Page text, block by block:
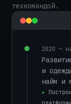
техкомандой.
2020 —
и
найм и
▸